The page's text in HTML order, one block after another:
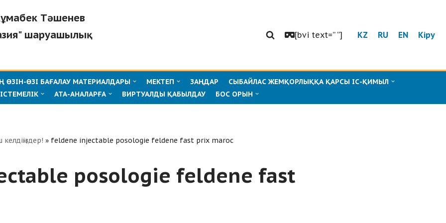
Тәшенев
шаруашылық
[bvi text=” “] KZ RU EN Кіру
ӨЗІ БАҒАЛАУ МАТЕРИАЛДАРЫ МЕКТЕП ЗАҢДАР
СЫБАЙЛАС ЖЕМҚОРЛЫҚҚА ҚАРСЫ ІС-ҚИМЫЛ
АТА-АНАЛАРҒА ВИРТУАЛДЫ ҚАБЫЛДАУ БОС ОРЫН
келдіңіздер! » feldene injectable posologie feldene fast prix maroc
posologie feldene fast